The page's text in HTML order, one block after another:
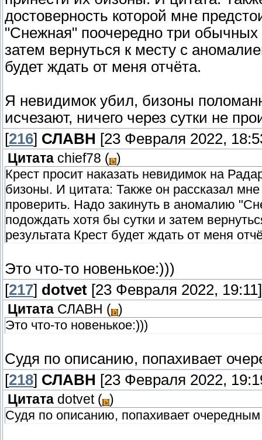
достоверность которой мне
"Снежная" поочередно три
затем вернуться к месту с
будет ждать от меня отчёта.
Я невидимок убил, бизоны
исчезают, ничего через сутки не
[216] СЛАВН [23 Февраля 2022,
Цитата chief78 ( )
Крест просит наказать невидимок на
бизоны. И цитата: Также он рассказал
проверить. Надо закинуть в аномалию
подождать хотя бы сутки и затем
результата Крест будет ждать от меня
Это что-то новенькое:)))
[217] dotvet [23 Февраля 2022, 19:11]
Цитата СЛАВН ( )
Это что-то новенькое:)))
Судя по описанию, попахивает
[218] СЛАВН [23 Февраля 2022,
Цитата dotvet( )
Судя по описанию, попахивает